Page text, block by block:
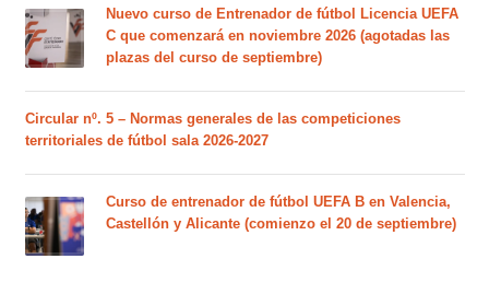
Nuevo curso de Entrenador de fútbol Licencia UEFA
C que comenzará en noviembre 2026 (agotadas las
plazas del curso de septiembre)
Circular nº. 5 – Normas generales de las competiciones
territoriales de fútbol sala 2026-2027
Curso de entrenador de fútbol UEFA B en Valencia,
Castellón y Alicante (comienzo el 20 de septiembre)